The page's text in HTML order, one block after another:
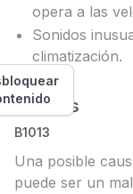
opera a las
Sonidos
climatización.
Causas
B1013
Una posible
puede ser un